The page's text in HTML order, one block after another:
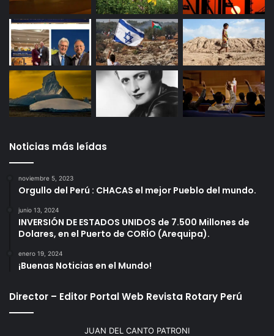
Noticias más leídas
noviembre 5, 2023
Orgullo del Perú : CHACAS el mejor Pueblo del mundo.
junio 13, 2024
INVERSIÓN DE ESTADOS UNIDOS de 7.500 Millones de
Dolares, en el Puerto de CORÍO (Arequipa).
enero 19, 2024
¡Buenas Noticias en el Mundo!
Director – Editor Portal Web Revista Rotary Perú
JUAN DEL CANTO PATRONI